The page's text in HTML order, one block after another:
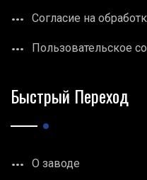
Согласие на
Пользовательское
Быстрый Переход
О заводе